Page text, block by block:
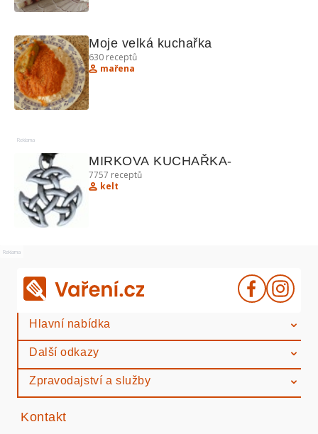
Moje velká kuchařka
630 receptů
mařena
Reklama
MIRKOVA KUCHAŘKA-
7757 receptů
kelt
Reklama
Hlavní nabídka
Další odkazy
Zpravodajství a služby
Kontakt